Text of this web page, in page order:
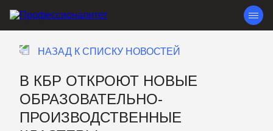
НАЗАД К СПИСКУ НОВОСТЕЙ
В КБР ОТКРОЮТ НОВЫЕ
ОБРАЗОВАТЕЛЬНО-
ПРОИЗВОДСТВЕННЫЕ